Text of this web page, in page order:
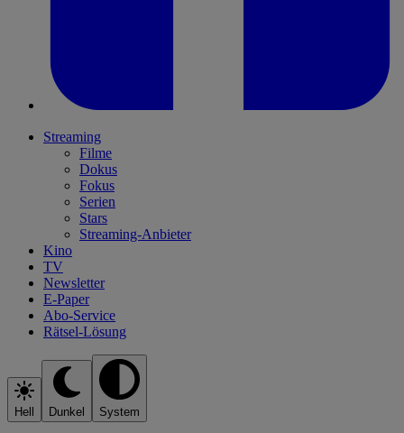
Streaming
Filme
Dokus
Fokus
Serien
Stars
Streaming-Anbieter
Kino
TV
Newsletter
E-Paper
Abo-Service
Rätsel-Lösung
Hell Dunkel System